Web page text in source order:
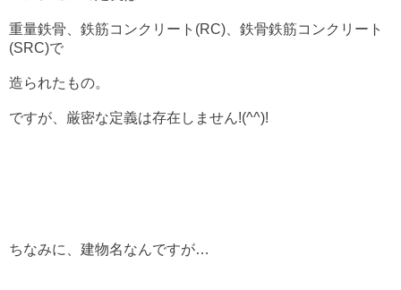
重量鉄骨、鉄筋コンクリート(RC)、鉄骨鉄筋コンクリート
(SRC)で
造られたもの。
ですが、厳密な定義は存在しません!(^^)!
ちなみに、建物名なんですが…